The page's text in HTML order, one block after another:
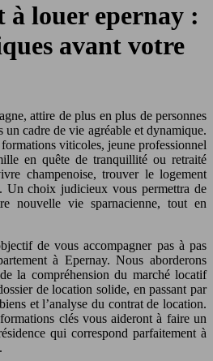
louer epernay :
avant votre
attire de plus en plus de personnes
un cadre de vie agréable et dynamique.
viticoles, jeune professionnel
en quête de tranquillité ou retraité
champenoise, trouver le logement
Un choix judicieux vous permettra de
nouvelle vie sparnacienne, tout en
de vous accompagner pas à pas
à Epernay. Nous aborderons
la compréhension du marché locatif
de location solide, en passant par
et l’analyse du contrat de location.
clés vous aideront à faire un
qui correspond parfaitement à